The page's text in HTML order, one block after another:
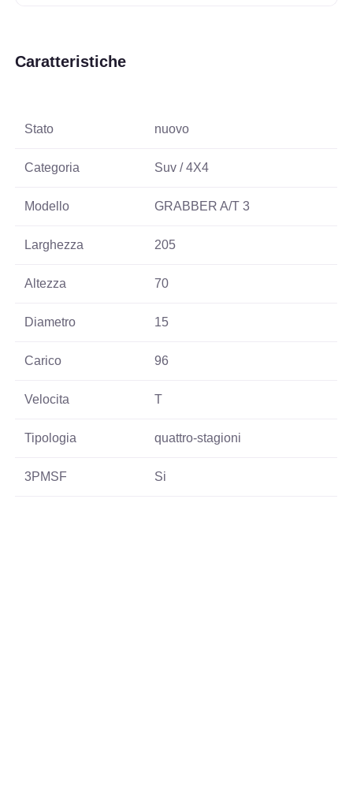
Caratteristiche
Stato nuovo
Categoria Suv / 4X4
Modello GRABBER A/T 3
Larghezza 205
Altezza 70
Diametro 15
Carico 96
Velocita T
Tipologia quattro-stagioni
3PMSF Si